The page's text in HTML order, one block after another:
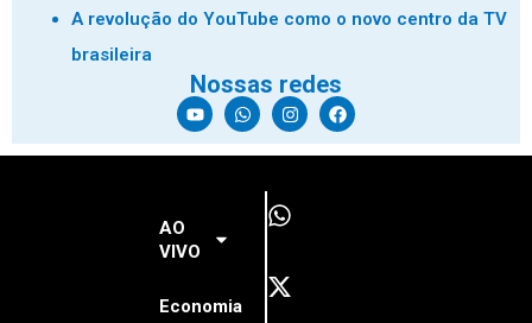
A revolução do YouTube como o novo centro da TV
brasileira
Nossas redes
AO
VIVO
Economia